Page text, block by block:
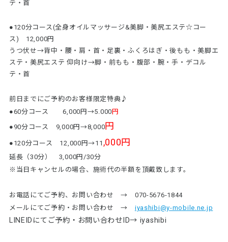
テ・首
●120分コース(全身オイルマッサージ&美脚・美尻エステ☆コー
ス) 12,000円
うつ伏せ→背中・腰・肩・首・足裏・ふくろはぎ・後もも・美脚エ
ステ・美尻エステ 仰向け→脚・前もも・腹部・腕・手・デコル
テ・首
前日までにご予約のお客様限定特典♪
●60分コース 6,000円→5.000 円
●90分コース 9,000円→8,000円
●120分コース 12,000円→11 ,000円
延長（30分） 3,000円/30分
※当日キャンセルの場合、施術代の半額を頂戴致します。
お電話にてご予約、お問い合わせ → 070-5676-1844
メールにてご予約・お問い合わせ → iyashibi@y-mobile.ne.jp
LINEIDにてご予約・お問い合わせID→ iyashibi